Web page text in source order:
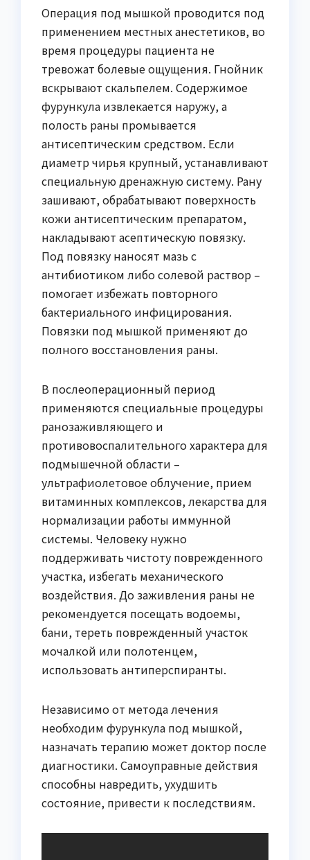
Операция под мышкой проводится под
применением местных анестетиков, во
время процедуры пациента не
тревожат болевые ощущения. Гнойник
вскрывают скальпелем. Содержимое
фурункула извлекается наружу, а
полость раны промывается
антисептическим средством. Если
диаметр чирья крупный, устанавливают
специальную дренажную систему. Рану
зашивают, обрабатывают поверхность
кожи антисептическим препаратом,
накладывают асептическую повязку.
Под повязку наносят мазь с
антибиотиком либо солевой раствор –
помогает избежать повторного
бактериального инфицирования.
Повязки под мышкой применяют до
полного восстановления раны.
В послеоперационный период
применяются специальные процедуры
ранозаживляющего и
противовоспалительного характера для
подмышечной области –
ультрафиолетовое облучение, прием
витаминных комплексов, лекарства для
нормализации работы иммунной
системы. Человеку нужно
поддерживать чистоту поврежденного
участка, избегать механического
воздействия. До заживления раны не
рекомендуется посещать водоемы,
бани, тереть поврежденный участок
мочалкой или полотенцем,
использовать антиперспиранты.
Независимо от метода лечения
необходим фурункула под мышкой,
назначать терапию может доктор после
диагностики. Самоуправные действия
способны навредить, ухудшить
состояние, привести к последствиям.